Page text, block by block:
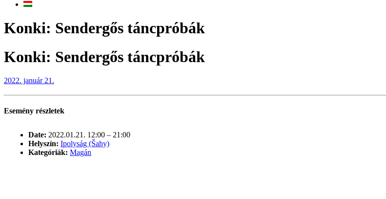
Konki: Sendergős táncpróbák
Konki: Sendergős táncpróbák
2022. január 21.
Esemény részletek
Date: 2022.01.21. 12:00 – 21:00
Helyszín: Ipolyság (Šahy)
Kategóriák: Magán